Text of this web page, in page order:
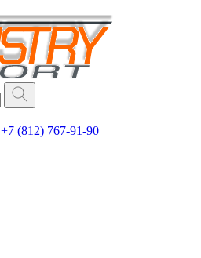
+7 (812) 767-91-90